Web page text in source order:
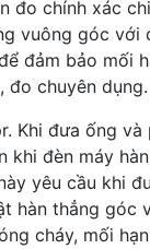
đo chính xác
vuông góc với
đảm bảo mối
đo chuyên dụng.
Khi đưa ống và
khi đèn máy
yêu cầu khi
hàn thẳng góc
cháy, mối